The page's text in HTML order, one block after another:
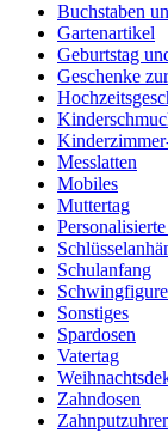
Buchstaben
Gartenartikel
Geburtstag
Geschenke
Messlatten
Mobiles
Muttertag
Schulanfang
Sonstiges
Spardosen
Vatertag
Zahndosen